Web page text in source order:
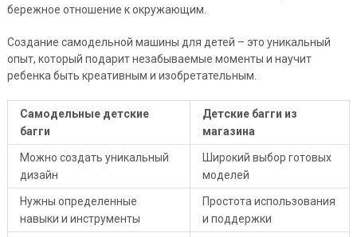
бережное отношение к окружающим.
Создание самодельной машины для детей – это уникальный
опыт, который подарит незабываемые моменты и научит
ребенка быть креативным и изобретательным.
Самодельные детские
багги
Детские багги из
магазина
Можно создать уникальный
дизайн
Широкий выбор готовых
моделей
Нужны определенные
навыки и инструменты
Простота использования
и поддержки